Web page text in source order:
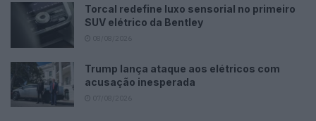
Torcal redefine luxo sensorial no primeiro
SUV elétrico da Bentley
Trump lança ataque aos elétricos com
acusação inesperada